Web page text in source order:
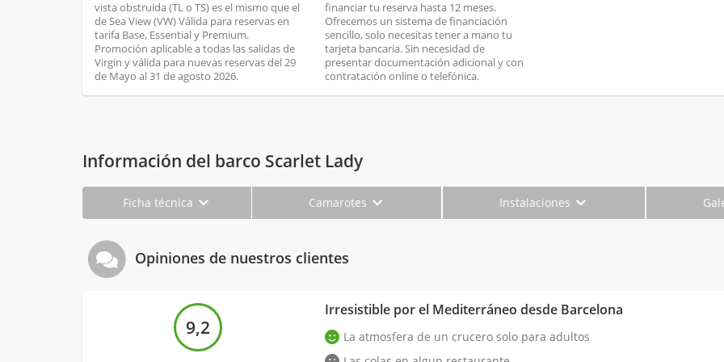
vista obstruida (TL o TS) es el mismo que el
de Sea View (VW) Válida para reservas en
tarifa Base, Essential y Premium.
Promoción aplicable a todas las salidas de
Virgin y válida para nuevas reservas del 29
de Mayo al 31 de agosto 2026.
financiar tu reserva hasta 12 meses.
Ofrecemos un sistema de financiación
sencillo, solo necesitas tener a mano tu
tarjeta bancaria. Sin necesidad de
presentar documentación adicional y con
contratación online o telefónica.
Información del barco Scarlet Lady
Ficha técnica Camarotes Instalaciones
Opiniones de nuestros clientes
9,2
Irresistible por el Mediterráneo desde Barcelona
La atmosfera de un crucero solo para adultos